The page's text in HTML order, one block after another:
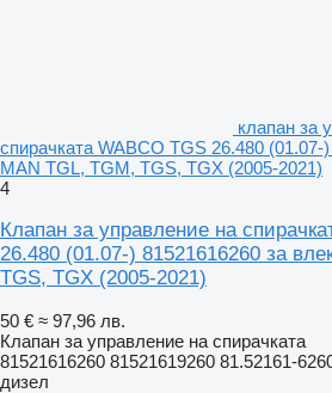
клапан за
спирачката WABCO TGS 26.480 (01.07-
MAN TGL, TGM, TGS, TGX (2005-2021)
4
Клапан за управление на
26.480 (01.07-) 81521616260 за
TGS, TGX (2005-2021)
50 € ≈ 97,96 лв.
Клапан за управление на спирачката
81521616260 81521619260 81.52161-
дизел